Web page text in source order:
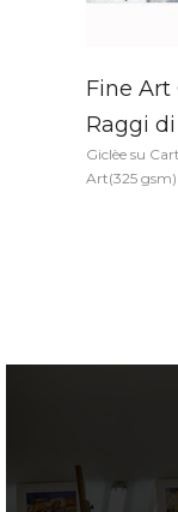
Fine Art
Raggi
Giclèe su
Art(325